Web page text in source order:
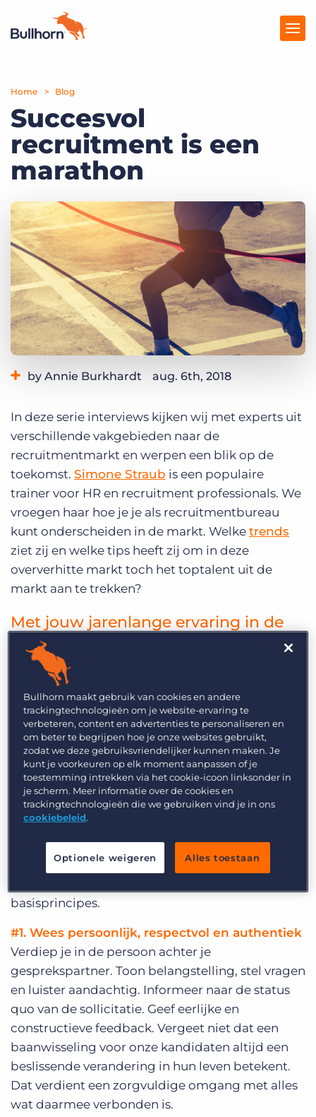
Producten
Prijzen
Kennisbank
Over Ons
Vraag een demo aan Inloggen
Home Blog
Succesvol
recruitment is een
marathon
by Annie Burkhardt aug. 6th, 2018
In deze serie interviews kijken wij met experts uit
verschillende vakgebieden naar de
recruitmentmarkt en werpen een blik op de
toekomst. Simone Straub is een populaire
trainer voor HR en recruitment professionals. We
vroegen haar hoe je je als recruitmentbureau
kunt onderscheiden in de markt. Welke trends
ziet zij en welke tips heeft zij om in deze
oververhitte markt toch het toptalent uit de
markt aan te trekken?
Met jouw jarenlange ervaring in de
branche heb je veel trends voorbij
zien komen Wat is jouw persoonlijke
top 3 trends in recruitment?
“Mijn top 3 bestaat eigenlijk
niet uit trends, maar juist uit
evergreens. Laten we eerst
de basis op orde hebben,
voordat we onze peilen
richten op allerlei flitsende
nieuwe technologieën,
Juist als je dagelijks met recruitment bezig bent,
verval je snel in routine. In dit geval is het goed
basisprincipes.
#1. Wees persoonlijk, respectvol en authentiek
Verdiep je in de persoon achter je
gesprekspartner. Toon belangstelling, stel vragen
en luister aandachtig. Informeer naar de status
quo van de sollicitatie. Geef eerlijke en
constructieve feedback. Vergeet niet dat een
baanwisseling voor onze kandidaten altijd een
beslissende verandering in hun leven betekent.
Dat verdient een zorgvuldige omgang met alles
wat daarmee verbonden is.
Bullhorn maakt gebruik van cookies en andere
trackingtechnologieën om je website-ervaring te
verbeteren, content en advertenties te personaliseren en
om beter te begrijpen hoe je onze websites gebruikt,
zodat we deze gebruiksvriendelijker kunnen maken. Je
kunt je voorkeuren op elk moment aanpassen of je
toestemming intrekken via het cookie-icoon linksonder in
je scherm. Meer informatie over de cookies en
trackingtechnologieën die we gebruiken vind je in ons
cookiebeleid.
Optionele weigeren Alles toestaan